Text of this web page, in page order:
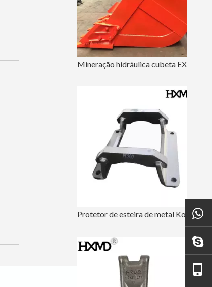
Protetor de esteira de metal Komatsu para peças de material rodante PC200